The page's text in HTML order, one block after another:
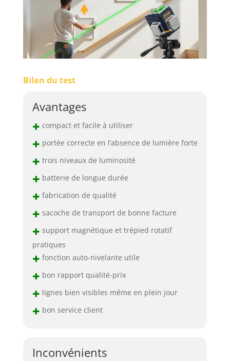
Bilan du test
Avantages
+ compact et facile à utiliser
+ portée correcte en l’absence de lumière forte
+ trois niveaux de luminosité
+ batterie de longue durée
+ fabrication de qualité
+ sacoche de transport de bonne facture
+ support magnétique et trépied rotatif
pratiques
+ fonction auto-nivelante utile
+ bon rapport qualité-prix
+ lignes bien visibles même en plein jour
+ bon service client
Inconvénients